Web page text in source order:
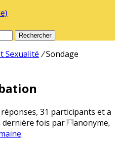
Rechercher
Sexualité /Sondage
31 participants et a
dernière fois par
anonyme,
.